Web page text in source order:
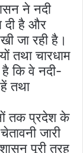
ने नदी
दी है और
जा रही है।
तथा चारधाम
कि वे नदी-
तथा
तक प्रदेश के
जारी
पूरी तरह